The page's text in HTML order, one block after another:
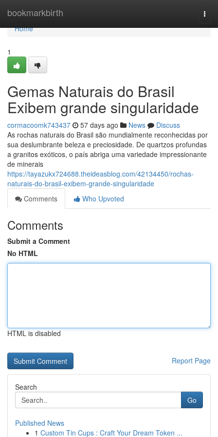
bookmarkbirth
Home
Home
1
Gemas Naturais do Brasil
Exibem grande singularidade
cormacoomk743437 57 days ago News
Discuss
As rochas naturais do Brasil são mundialmente reconhecidas por
sua deslumbrante beleza e preciosidade. De quartzos profundas
a granitos exóticos, o país abriga uma variedade impressionante
de minerais
https://tayazukx724688.theideasblog.com/42134450/rochas-
naturais-do-brasil-exibem-grande-singularidade
Comments
Who Upvoted
Comments
Submit a Comment
No HTML
HTML is disabled
Report Page
Search
Go
Published News
1 Custom Tin Cups : Craft Your Dream Token ...